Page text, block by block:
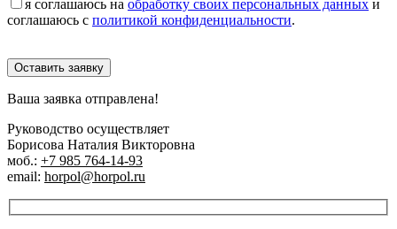
я соглашаюсь на обработку своих персональных данных и
соглашаюсь с политикой конфиденциальности.
Оставить заявку
Ваша заявка отправлена!
Руководство осуществляет
Борисова Наталия Викторовна
моб.: +7 985 764-14-93
email: horpol@horpol.ru